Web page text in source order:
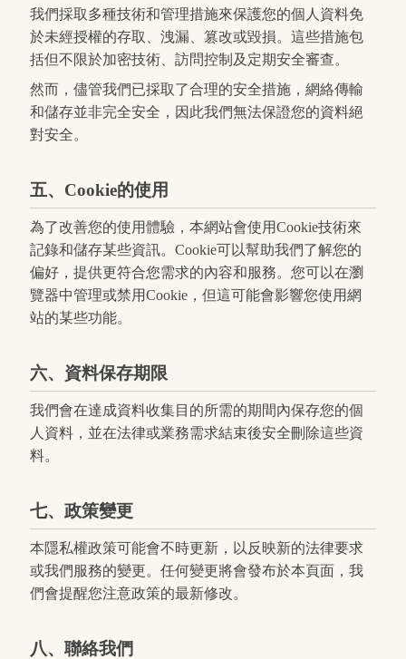
我們採取多種技術和管理措施來保護您的個人資料免
於未經授權的存取、洩漏、篡改或毀損。這些措施包
括但不限於加密技術、訪問控制及定期安全審查。
然而，儘管我們已採取了合理的安全措施，網絡傳輸
和儲存並非完全安全，因此我們無法保證您的資料絕
對安全。
五、Cookie的使用
為了改善您的使用體驗，本網站會使用Cookie技術來
記錄和儲存某些資訊。Cookie可以幫助我們了解您的
偏好，提供更符合您需求的內容和服務。您可以在瀏
覽器中管理或禁用Cookie，但這可能會影響您使用網
站的某些功能。
六、資料保存期限
我們會在達成資料收集目的所需的期間內保存您的個
人資料，並在法律或業務需求結束後安全刪除這些資
料。
七、政策變更
本隱私權政策可能會不時更新，以反映新的法律要求
或我們服務的變更。任何變更將會發布於本頁面，我
們會提醒您注意政策的最新修改。
八、聯絡我們